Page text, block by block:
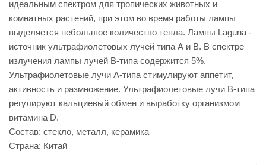
идеальным спектром для тропических животных и
комнатных растений, при этом во время работы лампы
выделяется небольшое количество тепла. Лампы Laguna -
источник ультрафиолетовых лучей типа А и В. В спектре
излучения лампы лучей В-типа содержится 5%.
Ультрафиолетовые лучи А-типа стимулируют аппетит,
активность и размножение. Ультрафиолетовые лучи В-типа
регулируют кальциевый обмен и выработку организмом
витамина D.
Состав: стекло, металл, керамика
Страна: Китай